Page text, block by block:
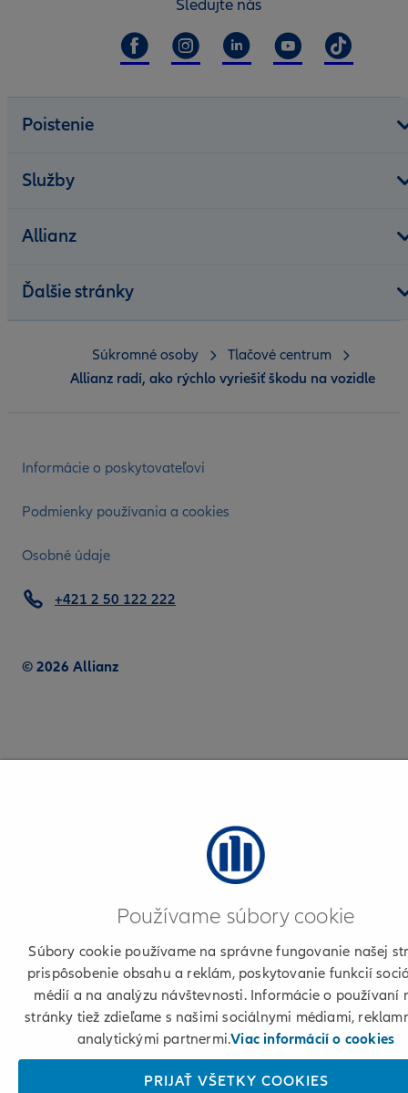
Sledujte nás
Poistenie
Služby
Allianz
Ďalšie stránky
Informácie o poskytovateľovi
Podmienky používania a cookies
Osobné údaje
© 2026 Allianz
+421 2 50 122 222
Súkromné osoby
Tlačové centrum
Allianz radí, ako rýchlo vyriešiť škodu na vozidle
Používame súbory cookie
Súbory cookie používame na správne fungovanie našej
prispôsobenie obsahu a reklám, poskytovanie funkcií
médií a na analýzu návštevnosti. Informácie o používaní
stránky tiež zdieľame s našimi sociálnymi médiami,
analytickými partnermi.Viac informácií o cookies
PRIJAŤ VŠETKY COOKIES